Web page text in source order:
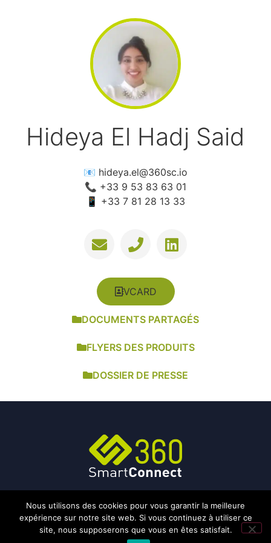
Hideya El Hadj Said
📧 hideya.el@360sc.io
📞 +33 9 53 83 63 01
📱 +33 7 81 28 13 33
VCARD
DOCUMENTS PARTAGÉS
FLYERS DES PRODUITS
DOSSIER DE PRESSE
Nous utilisons des cookies pour vous garantir la meilleure
expérience sur notre site web. Si vous continuez à utiliser ce
site, nous supposerons que vous en êtes satisfait.